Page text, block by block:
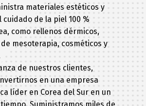
materiales estéticos y
de la piel 100 %
como rellenos dérmicos,
mesoterapia, cosméticos y
de nuestros clientes,
en una empresa
líder en Corea del Sur en un